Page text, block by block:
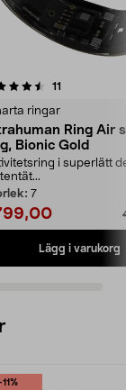
11
ringar
Ring Air
Bionic Gold
i superlätt
7
Lägg i varukorg
4.5 av 5 stjärnor